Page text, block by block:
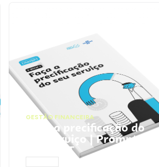
GESTÃO FINANCEIRA
Faça a precificação do
seu serviço | Prompts
ChatGPT